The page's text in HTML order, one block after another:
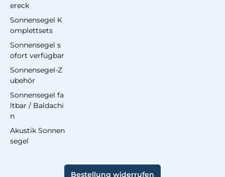
ereck
Sonnensegel K
omplettsets
Sonnensegel s
ofort verfügbar
Sonnensegel-Z
ubehör
Sonnensegel fa
ltbar / Baldachi
n
Akustik Sonnen
segel
Bestellung widerrufen